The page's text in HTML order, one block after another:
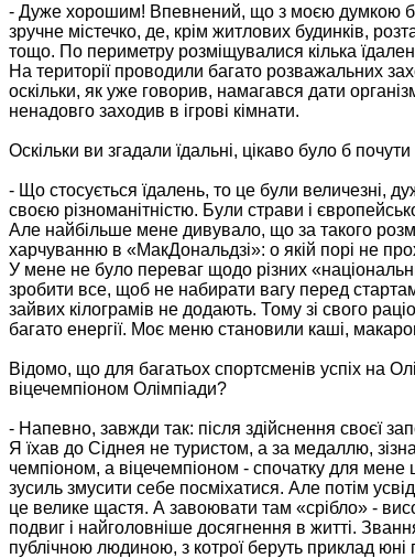
- Дуже хорошим! Впевнений, що з моєю думкою
зручне містечко, де, крім житлових будинків,
тощо. По периметру розміщувалися кілька
На території проводили багато розважальних
оскільки, як уже говорив, намагався дати
ненадовго заходив в ігрові кімнати.
Оскільки ви згадали їдальні, цікаво було б
- Що стосується їдалень, то це були величезні,
своєю різноманітністю. Були страви і
Але найбільше мене дивувало, що за такого
харчуванню в «МакДональдзі»: о якій порі не
У мене не було переваг щодо різних
зробити все, щоб не набирати вагу перед
зайвих кілограмів не додають. Тому зі свого
багато енергії. Моє меню становили каші,
Відомо, що для багатьох спортсменів успіх на
віцечемпіоном Олімпіади?
- Напевно, завжди так: після здійснення своєї
Я їхав до Сіднея не туристом, а за медаллю,
чемпіоном, а віцечемпіоном - спочатку для
зусиль змусити себе посміхатися. Але потім
це велике щастя. А завоювати там «срібло» -
подвиг і найголовніше досягнення в житті.
публічною людиною, з котрої беруть приклад юні